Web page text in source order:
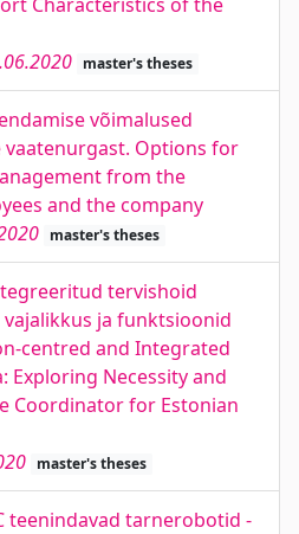
master's theses
võimalused
Options for
from the
and the company
master's theses
tervishoid
ja funktsioonid
centred and Integrated
Exploring Necessity and
Coordinator for Estonian
master's theses
teenindavad tarnerobotid -